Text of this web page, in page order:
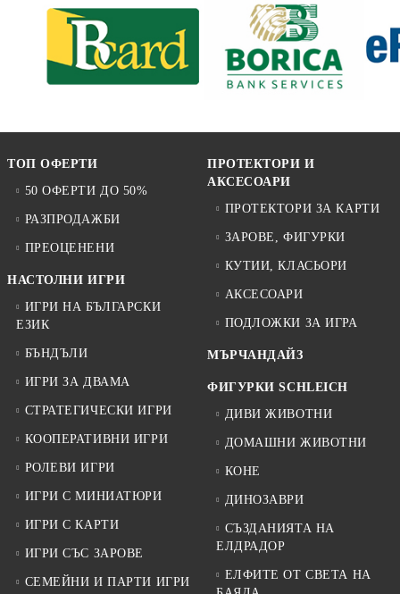
ТОП ОФЕРТИ
50 ОФЕРТИ ДО 50%
РАЗПРОДАЖБИ
ПРЕОЦЕНЕНИ
НАСТОЛНИ ИГРИ
ИГРИ НА БЪЛГАРСКИ
ЕЗИК
БЪНДЪЛИ
ИГРИ ЗА ДВАМА
СТРАТЕГИЧЕСКИ ИГРИ
КООПЕРАТИВНИ ИГРИ
РОЛЕВИ ИГРИ
ИГРИ С МИНИАТЮРИ
ИГРИ С КАРТИ
ИГРИ СЪС ЗАРОВЕ
СЕМЕЙНИ И ПАРТИ ИГРИ
ПРОТЕКТОРИ И
АКСЕСОАРИ
ПРОТЕКТОРИ ЗА КАРТИ
ЗАРОВЕ, ФИГУРКИ
КУТИИ, КЛАСЬОРИ
АКСЕСОАРИ
ПОДЛОЖКИ ЗА ИГРА
МЪРЧАНДАЙЗ
ФИГУРКИ SCHLEICH
ДИВИ ЖИВОТНИ
ДОМАШНИ ЖИВОТНИ
КОНЕ
ДИНОЗАВРИ
СЪЗДАНИЯТА НА
ЕЛДРАДОР
ЕЛФИТЕ ОТ СВЕТА НА